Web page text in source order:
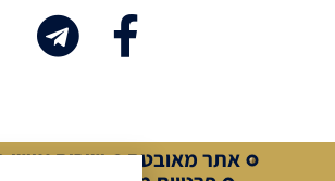
אתר מאובטח
שירות